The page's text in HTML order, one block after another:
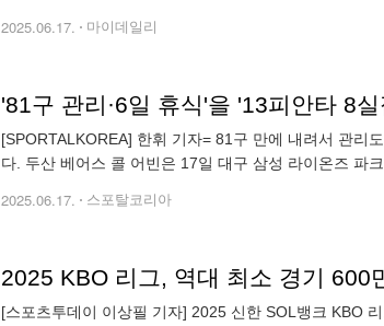
2025.06.17. 마이데일리
[SPORTALKOREA] 한휘 기자= 81구 만에 내려서 관리
다. 두산 베어스 콜 어빈은 17일 대구 삼성 라이온즈 파
2025.06.17. 스포탈코리아
2025 KBO 리그, 역대 최소 경기
[스포츠투데이 이상필 기자] 2025 신한 SOL뱅크 KBO